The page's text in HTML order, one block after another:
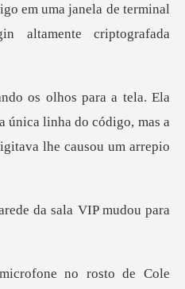
em uma janela de terminal
única linha do código, mas a
rede da sala VIP mudou pa
e no rosto de Cole